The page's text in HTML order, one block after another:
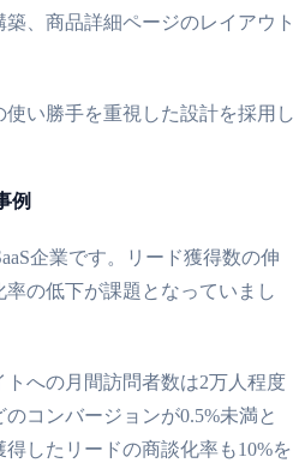
、商品詳細ページのレイアウト
い勝手を重視した設計を採用し
例
企業です。リード獲得数の伸
の低下が課題となっていまし
への月間訪問者数は2万人程度
コンバージョンが0.5%未満と
したリードの商談化率も10%を